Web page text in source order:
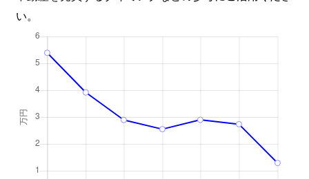
い。